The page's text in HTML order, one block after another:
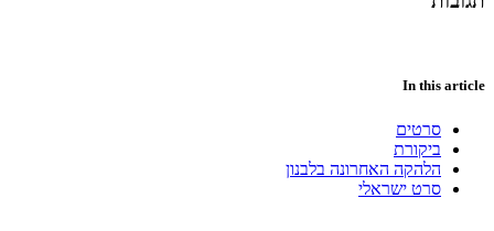
In this article
סרטים
ביקורת
הלהקה האחרונה בלבנון
סרט ישראלי